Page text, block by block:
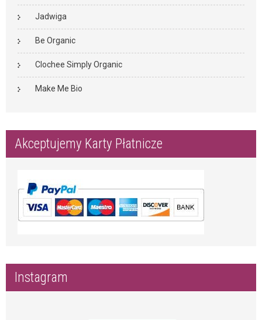
Jadwiga
Be Organic
Clochee Simply Organic
Make Me Bio
Akceptujemy Karty Płatnicze
Instagram